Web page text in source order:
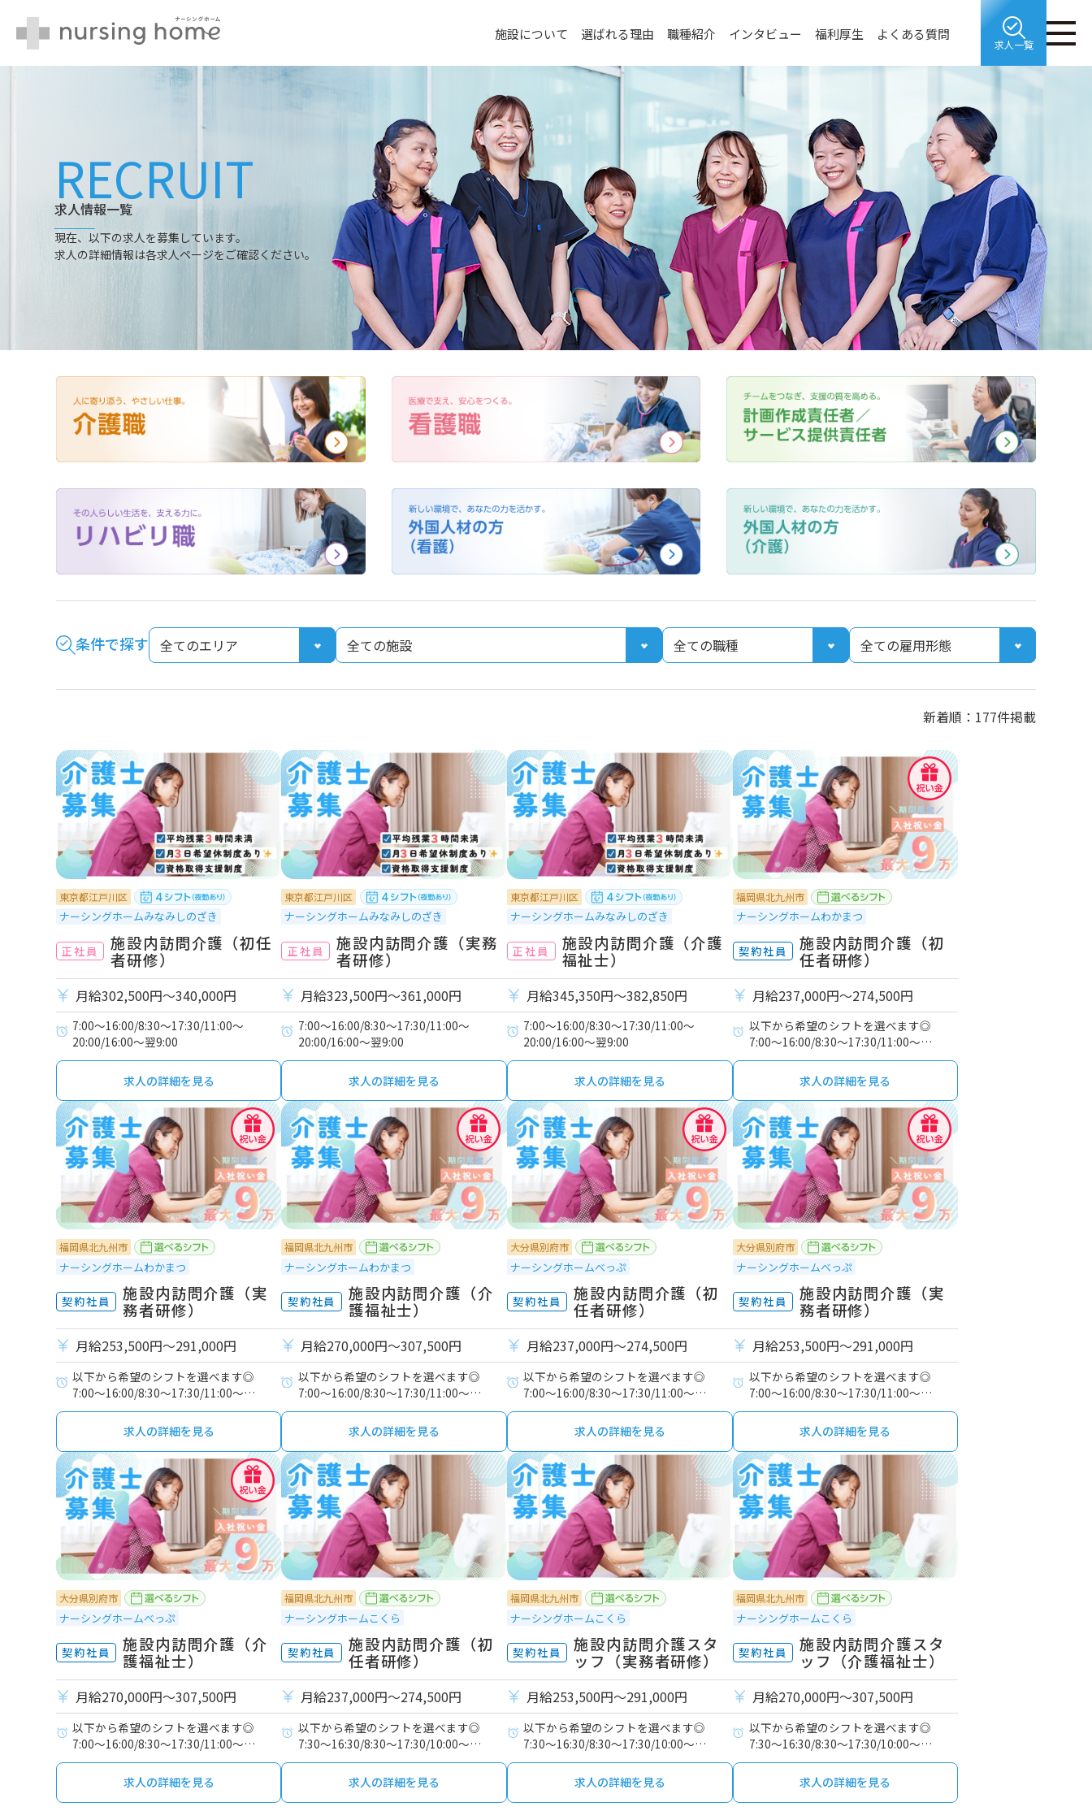
content 施設について 選ばれる理由 職種紹介 インタビュー 福利厚生 よくある質問
求人一覧
採用情報TOP
求人一覧
施設について
職種紹介
看護職の仕事紹介
介護職の仕事紹介
リハビリ職の仕事紹介
スタッフの声
よくある質問
福利厚生
最新の求人情報を受け取る
企業サイト
採用に関するお問い合わせ
RECRUIT
求人情報一覧
現在、以下の求人を募集しています。
求人の詳細情報は各求人ページをご確認ください。
条件で探す
新着順：177件掲載
東京都江戸川区
ナーシングホームみなみしのざき
正社員
施設内訪問介護（初任
者研修）
月給302,500円〜340,000円
7:00～16:00/8:30～17:30/11:00～
20:00/16:00～翌9:00
求人の詳細を見る
東京都江戸川区
ナーシングホームみなみしのざき
正社員
施設内訪問介護（実務
者研修）
月給323,500円〜361,000円
7:00～16:00/8:30～17:30/11:00～
20:00/16:00～翌9:00
求人の詳細を見る
東京都江戸川区
ナーシングホームみなみしのざき
正社員
施設内訪問介護（介護
福祉士）
月給345,350円〜382,850円
7:00～16:00/8:30～17:30/11:00～
20:00/16:00～翌9:00
求人の詳細を見る
福岡県北九州市
ナーシングホームわかまつ
契約社員
施設内訪問介護（初
任者研修）
月給237,000円〜274,500円
以下から希望のシフトを選べます◎
7:00～16:00/8:30～17:30/11:00～
20:00/16:30～翌9:30
求人の詳細を見る
福岡県北九州市
ナーシングホームわかまつ
契約社員
施設内訪問介護（実
務者研修）
月給253,500円〜291,000円
以下から希望のシフトを選べます◎
7:00～16:00/8:30～17:30/11:00～
20:00/16:30～翌9:30
求人の詳細を見る
福岡県北九州市
ナーシングホームわかまつ
契約社員
施設内訪問介護（介
護福祉士）
月給270,000円〜307,500円
以下から希望のシフトを選べます◎
7:00～16:00/8:30～17:30/11:00～
20:00/16:30～翌9:30
求人の詳細を見る
大分県別府市
ナーシングホームべっぷ
契約社員
施設内訪問介護（初
任者研修）
月給237,000円〜274,500円
以下から希望のシフトを選べます◎
7:00～16:00/8:30～17:30/11:00～
20:00/16:00～翌9:00
求人の詳細を見る
大分県別府市
ナーシングホームべっぷ
契約社員
施設内訪問介護（実
務者研修）
月給253,500円〜291,000円
以下から希望のシフトを選べます◎
7:00～16:00/8:30～17:30/11:00～
20:00/16:00～翌9:00
求人の詳細を見る
大分県別府市
ナーシングホームべっぷ
契約社員
施設内訪問介護（介
護福祉士）
月給270,000円〜307,500円
以下から希望のシフトを選べます◎
7:00～16:00/8:30～17:30/11:00～
20:00/16:00～翌9:00
求人の詳細を見る
福岡県北九州市
ナーシングホームこくら
契約社員
施設内訪問介護（初
任者研修）
月給237,000円〜274,500円
以下から希望のシフトを選べます◎
7:30～16:30/8:30～17:30/10:00～
19:00/16:00～翌9:00
求人の詳細を見る
福岡県北九州市
ナーシングホームこくら
契約社員
施設内訪問介護スタ
ッフ（実務者研修）
月給253,500円〜291,000円
以下から希望のシフトを選べます◎
7:30～16:30/8:30～17:30/10:00～
19:00/16:00～翌9:00
求人の詳細を見る
福岡県北九州市
ナーシングホームこくら
契約社員
施設内訪問介護スタ
ッフ（介護福祉士）
月給270,000円〜307,500円
以下から希望のシフトを選べます◎
7:30～16:30/8:30～17:30/10:00～
19:00/16:00～翌9:00
求人の詳細を見る